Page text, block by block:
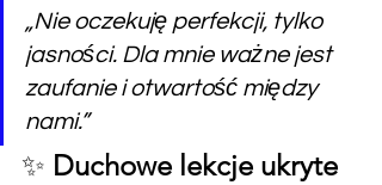
„Nie oczekuję perfekcji, tylko
jasności. Dla mnie ważne jest
zaufanie i otwartość między
nami.”
✨ Duchowe lekcje ukryte